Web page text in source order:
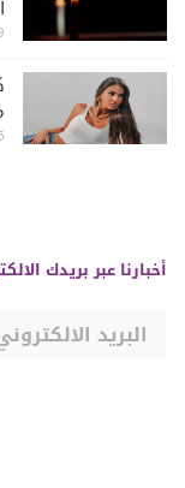
أخبارنا عبر بريدك